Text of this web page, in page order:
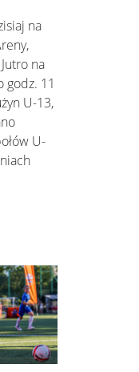
na
na
godz. 11
U-13,
U-